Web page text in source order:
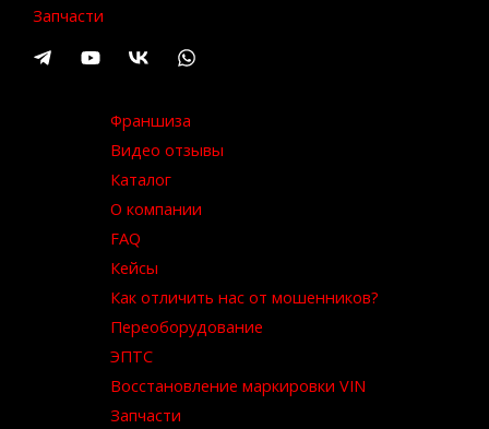
Запчасти
Франшиза
Видео отзывы
Каталог
О компании
FAQ
Кейсы
Как отличить нас от мошенников?
Переоборудование
ЭПТС
Восстановление маркировки VIN
Запчасти